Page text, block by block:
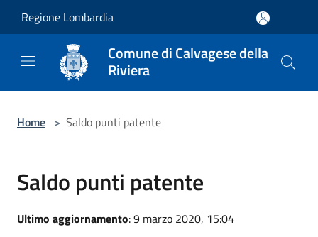
Regione Lombardia
Comune di Calvagese della
Riviera
Home > Saldo punti patente
Saldo punti patente
Ultimo aggiornamento: 9 marzo 2020, 15:04